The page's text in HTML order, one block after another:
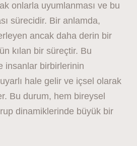
onlarla uyumlanması ve bu
sürecidir. Bir anlamda,
ancak daha derin bir
kılan bir süreçtir. Bu
insanlar birbirlerinin
hale gelir ve içsel olarak
Bu durum, hem bireysel
dinamiklerinde büyük bir